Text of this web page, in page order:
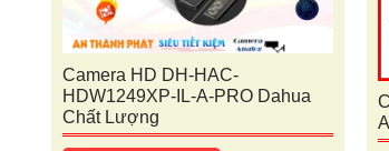
Camera HD DH-HAC-
HDW1249XP-IL-A-PRO Dahua
Chất Lượng